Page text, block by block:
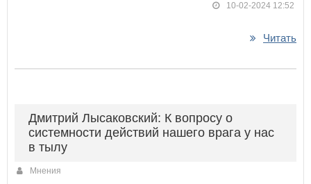
10-02-2024 12:52
Читать
Дмитрий Лысаковский: К вопросу о
системности действий нашего врага у нас
в тылу
Мнения